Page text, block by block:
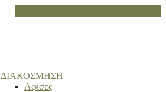
search
ΔΙΑΚΟΣΜΗΣΗ
Αφίσες